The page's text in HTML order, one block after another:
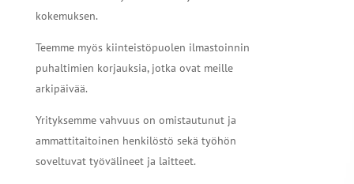
kokemuksen.
Teemme myös kiinteistöpuolen ilmastoinnin
puhaltimien korjauksia, jotka ovat meille
arkipäivää.
Yrityksemme vahvuus on omistautunut ja
ammattitaitoinen henkilöstö sekä työhön
soveltuvat työvälineet ja laitteet.